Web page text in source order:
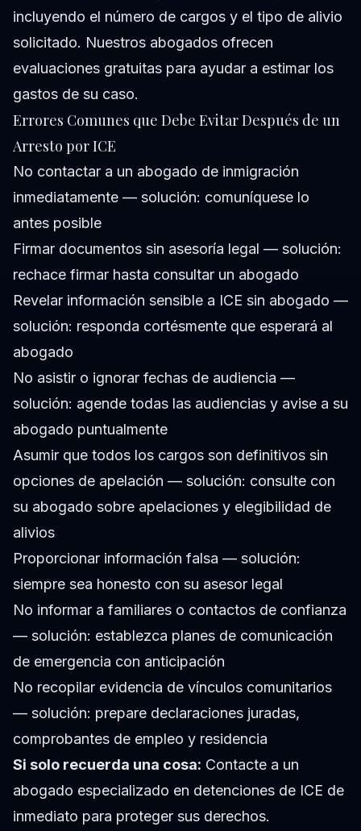
incluyendo el número de cargos y el tipo de alivio
solicitado. Nuestros abogados ofrecen
evaluaciones gratuitas para ayudar a estimar los
gastos de su caso.
Errores Comunes que Debe Evitar Después de un
Arresto por ICE
No contactar a un abogado de inmigración
inmediatamente — solución: comuníquese lo
antes posible
Firmar documentos sin asesoría legal — solución:
rechace firmar hasta consultar un abogado
Revelar información sensible a ICE sin abogado —
solución: responda cortésmente que esperará al
abogado
No asistir o ignorar fechas de audiencia —
solución: agende todas las audiencias y avise a su
abogado puntualmente
Asumir que todos los cargos son definitivos sin
opciones de apelación — solución: consulte con
su abogado sobre apelaciones y elegibilidad de
alivios
Proporcionar información falsa — solución:
siempre sea honesto con su asesor legal
No informar a familiares o contactos de confianza
— solución: establezca planes de comunicación
de emergencia con anticipación
No recopilar evidencia de vínculos comunitarios
— solución: prepare declaraciones juradas,
comprobantes de empleo y residencia
Si solo recuerda una cosa: Contacte a un
abogado especializado en detenciones de ICE de
inmediato para proteger sus derechos.